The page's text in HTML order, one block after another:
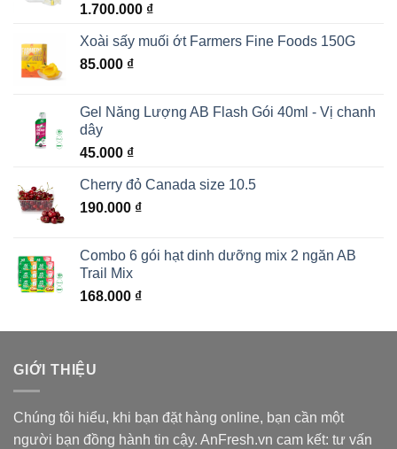
1.700.000 ₫
Xoài sấy muối ớt Farmers Fine Foods 150G
85.000 ₫
Gel Năng Lượng AB Flash Gói 40ml - Vị chanh
dây
45.000 ₫
Cherry đỏ Canada size 10.5
190.000 ₫
Combo 6 gói hạt dinh dưỡng mix 2 ngăn AB
Trail Mix
168.000 ₫
GIỚI THIỆU
Chúng tôi hiểu, khi bạn đặt hàng online, bạn cần một
người bạn đồng hành tin cậy. AnFresh.vn cam kết: tư vấn